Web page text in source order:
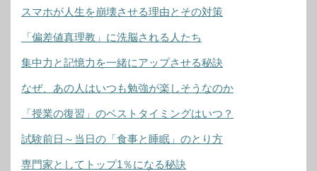
スマホが人生を崩壊させる理由とその対策
「偏差値真理教」に洗脳される人たち
集中力と記憶力を一緒にアップさせる秘訣
なぜ、あの人はいつも勉強が楽しそうなのか
「授業の復習」のベストタイミングはいつ？
試験前日～当日の「食事と睡眠」のとり方
専門家としてトップ1％になる秘訣